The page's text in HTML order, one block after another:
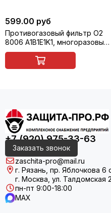
599.00 руб
Противогазовый фильтр О2
8006 A1B1E1K1, многоразовый,
1 шт
+7 (920) 975-33-63
Заказать звонок
zaschita-pro@mail.ru
г. Рязань, пр. Яблочкова 6
г. Москва, ул. Талдомская
пн-пт 9:00-18:00
MAX